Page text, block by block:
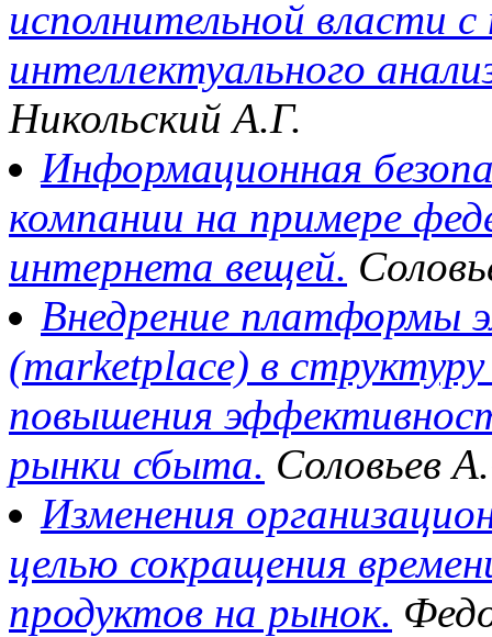
исполнительной власти
интеллектуального
Никольский А.Г.
Информационная
компании на примере
интернета вещей.
Внедрение платформы
(marketplace) в
повышения
рынки сбыта. Соловьев
Изменения
целью сокращения
продуктов на рынок.